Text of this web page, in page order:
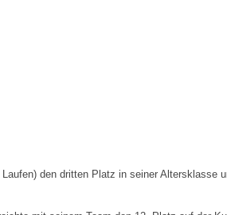
den dritten Platz in seiner